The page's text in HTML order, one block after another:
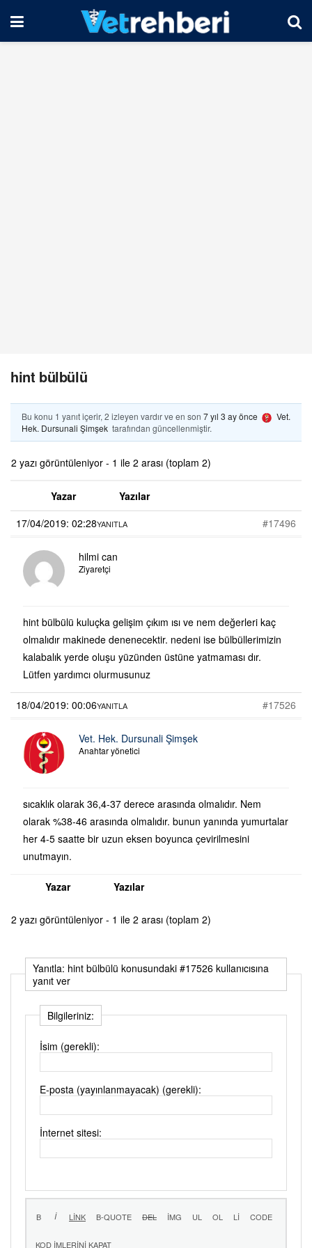
hint bülbülü
Bu konu 1 yanıt içerir, 2 izleyen vardır ve en son 7 yıl 3 ay önce
Vet.
Hek. Dursunali Şimşek tarafından güncellenmiştir.
2 yazı görüntüleniyor - 1 ile 2 arası (toplam 2)
Yazar
Yazılar
17/04/2019: 02:28
#17496
YANITLA
hilmi can
Ziyaretçi
hint bülbülü kuluçka gelişim çıkım ısı ve nem değerleri kaç
olmalıdır makinede denenecektir. nedeni ise bülbüllerimizin
kalabalık yerde oluşu yüzünden üstüne yatmaması dır.
Lütfen yardımcı olurmusunuz
18/04/2019: 00:06 #17526
YANITLA
Vet. Hek. Dursunali Şimşek
Anahtar yönetici
sıcaklık olarak 36,4-37 derece arasında olmalıdır. Nem
olarak %38-46 arasında olmalıdır. bunun yanında yumurtalar
her 4-5 saatte bir uzun eksen boyunca çevirilmesini
unutmayın.
Yazar Yazılar
2 yazı görüntüleniyor - 1 ile 2 arası (toplam 2)
Yanıtla: hint bülbülü konusundaki #17526 kullanıcısına
yanıt ver
Bilgileriniz:
İsim (gerekli):
E-posta (yayınlanmayacak) (gerekli):
İnternet sitesi: